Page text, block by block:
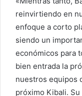
reinvirtiendo en
enfoque a corto
siendo un
económicos para
bien entrada la
nuestros equipos
próximo Kibali.